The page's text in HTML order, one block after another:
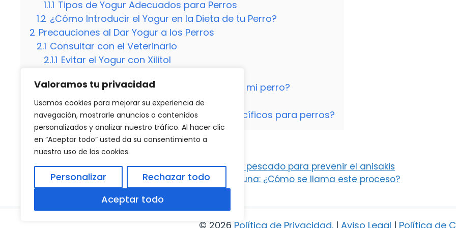
Valoramos tu privacidad
Usamos cookies para mejorar su experiencia de
navegación, mostrarle anuncios o contenidos
personalizados y analizar nuestro tráfico. Al hacer clic
en “Aceptar todo” usted da su consentimiento a
nuestro uso de las cookies.
Personalizar
Rechazar todo
Aceptar todo
1.1.1 Tipos de Yogur Adecuados para Perros
1.2 ¿Cómo Introducir el Yogur en la Dieta de tu Perro?
2 Precauciones al Dar Yogur a los Perros
2.1 Consultar con el Veterinario
2.1.1 Evitar el Yogur con Xilitol
2.3 ¿Con qué frecuencia puedo darle yogur a mi perro?
2.4 ¿Puedo darle yogur a un cachorro?
2.5 ¿El yogur sustituye a los probióticos específicos para perros?
Categorías
Destacados
Descubre por cuánto tiempo debes congelar el pescado para prevenir el anisakis
Descubre todo sobre la recolección de la aceituna: ¿Cómo se llama este proceso?
© 2026 Política de Privacidad.| Aviso Legal | Política de